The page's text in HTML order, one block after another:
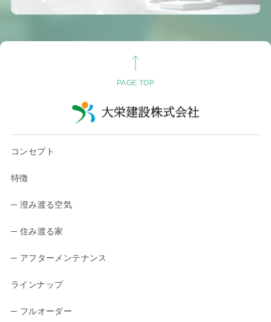
PAGE TOP
コンセプト
特徴
─ 澄み渡る空気
─ 住み渡る家
─ アフターメンテナンス
ラインナップ
─ フルオーダー